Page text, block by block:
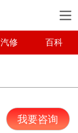
汽修 百科
我要咨询